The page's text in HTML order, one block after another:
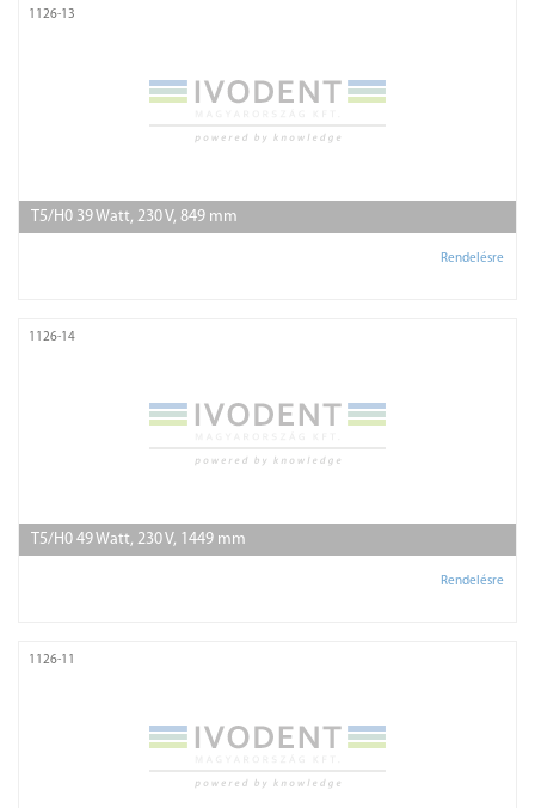
1126-13
T5/H0 39 Watt, 230 V, 849 mm
Rendelésre
1126-14
T5/H0 49 Watt, 230 V, 1449 mm
Rendelésre
1126-11